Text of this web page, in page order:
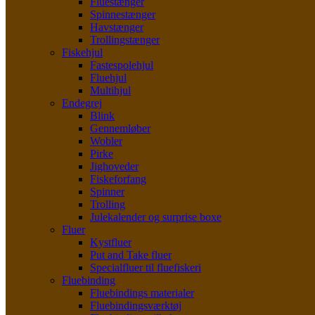
Spinnestænger
Havstænger
Trollingstænger
Fiskehjul
Fastespolehjul
Fluehjul
Multihjul
Endegrej
Blink
Gennemløber
Wobler
Pirke
Jighoveder
Fiskeforfang
Spinner
Trolling
Julekalender og surprise boxe
Fluer
Kystfluer
Put and Take fluer
Specialfluer til fluefiskeri
Fluebinding
Fluebindings materialer
Fluebindingsværktøj